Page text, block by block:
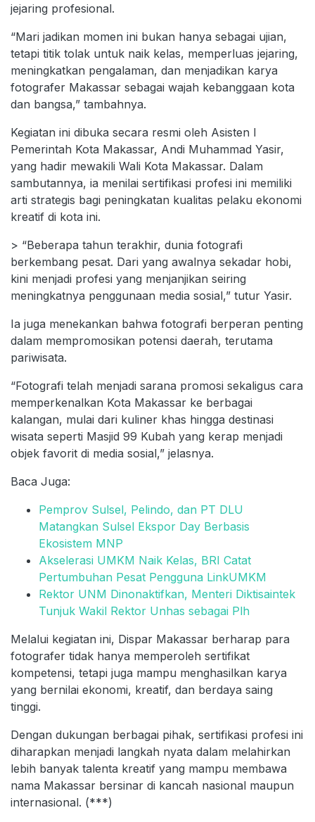
jejaring profesional.
“Mari jadikan momen ini bukan hanya sebagai ujian,
tetapi titik tolak untuk naik kelas, memperluas jejaring,
meningkatkan pengalaman, dan menjadikan karya
fotografer Makassar sebagai wajah kebanggaan kota
dan bangsa,” tambahnya.
Kegiatan ini dibuka secara resmi oleh Asisten I
Pemerintah Kota Makassar, Andi Muhammad Yasir,
yang hadir mewakili Wali Kota Makassar. Dalam
sambutannya, ia menilai sertifikasi profesi ini memiliki
arti strategis bagi peningkatan kualitas pelaku ekonomi
kreatif di kota ini.
> “Beberapa tahun terakhir, dunia fotografi
berkembang pesat. Dari yang awalnya sekadar hobi,
kini menjadi profesi yang menjanjikan seiring
meningkatnya penggunaan media sosial,” tutur Yasir.
Ia juga menekankan bahwa fotografi berperan penting
dalam mempromosikan potensi daerah, terutama
pariwisata.
“Fotografi telah menjadi sarana promosi sekaligus cara
memperkenalkan Kota Makassar ke berbagai
kalangan, mulai dari kuliner khas hingga destinasi
wisata seperti Masjid 99 Kubah yang kerap menjadi
objek favorit di media sosial,” jelasnya.
Baca Juga:
Pemprov Sulsel, Pelindo, dan PT DLU
Matangkan Sulsel Ekspor Day Berbasis
Ekosistem MNP
Akselerasi UMKM Naik Kelas, BRI Catat
Pertumbuhan Pesat Pengguna LinkUMKM
Rektor UNM Dinonaktifkan, Menteri Diktisaintek
Tunjuk Wakil Rektor Unhas sebagai Plh
Melalui kegiatan ini, Dispar Makassar berharap para
fotografer tidak hanya memperoleh sertifikat
kompetensi, tetapi juga mampu menghasilkan karya
yang bernilai ekonomi, kreatif, dan berdaya saing
tinggi.
Dengan dukungan berbagai pihak, sertifikasi profesi ini
diharapkan menjadi langkah nyata dalam melahirkan
lebih banyak talenta kreatif yang mampu membawa
nama Makassar bersinar di kancah nasional maupun
internasional. (***)